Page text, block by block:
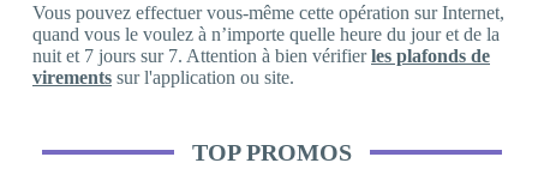
Vous pouvez effectuer vous-même cette opération sur Internet,
quand vous le voulez à n’importe quelle heure du jour et de la
nuit et 7 jours sur 7. Attention à bien vérifierles plafonds de
virements sur l'application ou site.
TOP PROMOS